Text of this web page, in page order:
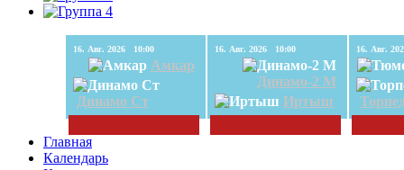
16. Авг. 2026 10:00
Амкар
Динамо Ст
16. Авг. 2026 10:00
Динамо-2 М
Иртыш
Главная
Календарь